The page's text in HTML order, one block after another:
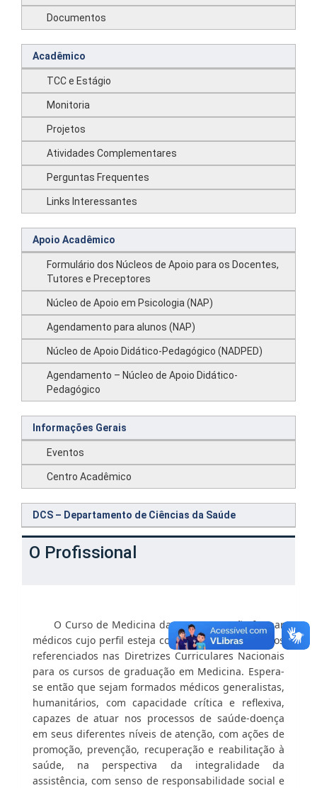
Documentos
Acadêmico
TCC e Estágio
Monitoria
Projetos
Atividades Complementares
Perguntas Frequentes
Links Interessantes
Apoio Acadêmico
Formulário dos Núcleos de Apoio para os Docentes,
Tutores e Preceptores
Núcleo de Apoio em Psicologia (NAP)
Agendamento para alunos (NAP)
Núcleo de Apoio Didático-Pedagógico (NADPED)
Agendamento – Núcleo de Apoio Didático-
Pedagógico
Informações Gerais
Eventos
Centro Acadêmico
DCS – Departamento de Ciências da Saúde
O Profissional
O Curso de Medicina da UFERSA propõe formar
médicos cujo perfil esteja coerente com os objetivos
referenciados nas Diretrizes Curriculares Nacionais
para os cursos de graduação em Medicina. Espera-
se então que sejam formados médicos generalistas,
humanitários, com capacidade crítica e reflexiva,
capazes de atuar nos processos de saúde-doença
em seus diferentes níveis de atenção, com ações de
promoção, prevenção, recuperação e reabilitação à
saúde, na perspectiva da integralidade da
assistência, com senso de responsabilidade social e